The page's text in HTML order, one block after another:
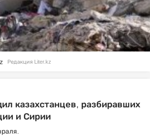
Редакция Liter.kz
казахстанцев, разбиравших
и Сирии